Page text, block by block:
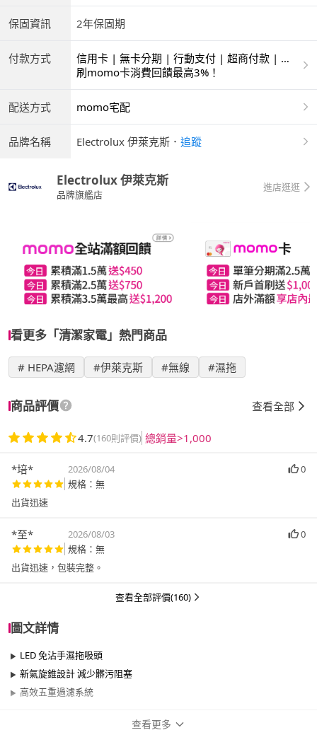
保固資訊 2年保固期
付款方式
信用卡 | 無卡分期 | 行動支付 | 超商付款 | 銀
聯卡
刷momo卡消費回饋最高3%！
配送方式 momo宅配
品牌名稱 Electrolux 伊萊克斯 ． 追蹤
Electrolux 伊萊克斯
品牌旗艦店
進店逛逛
看更多「清潔家電」熱門商品
# HEPA濾網 #伊萊克斯 #無線 #濕拖
商品評價 查看全部
4.7(160則評價) 總銷量>1,000
*培* 2026/08/04
0
規格：無
出貨迅速
*至* 2026/08/03
0
規格：無
出貨迅速，包裝完整。
查看全部評價(160)
圖文詳情
LED 免沾手濕拖吸頭
新氣旋錐設計 減少髒污阻塞
高效五重過濾系統
查看更多